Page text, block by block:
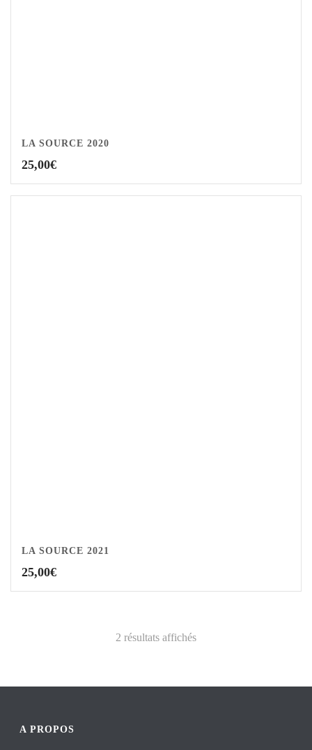
LA SOURCE 2020
25,00€
LA SOURCE 2021
25,00€
2 résultats affichés
A PROPOS